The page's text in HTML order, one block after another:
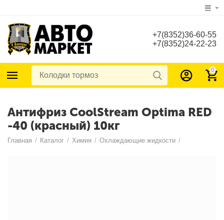
+7(8352)36-60-55
+7(8352)24-22-23
0
Антифриз CoolStream Optima RED
-40 (красный) 10кг
Главная / Каталог / Химия / Охлаждающие жидкости /